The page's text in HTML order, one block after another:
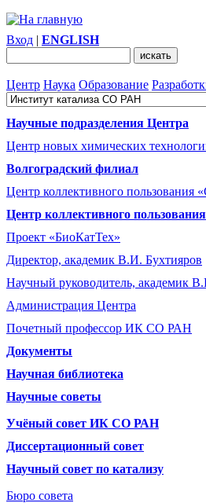
Вход | ENGLISH
Центр Наука Образование
Научные подразделения Центра
Центр новых химических
Волгоградский филиал
Центр коллективного пользования
Центр коллективного
Проект «БиоКатТех»
Директор, академик В.И. Бухтияров
Научный руководитель, академик
Администрация Центра
Почетный профессор ИК СО РАН
Документы
Научная библиотека
Научные советы
Учёный совет ИК СО РАН
Диссертационный совет
Научный совет по катализу
Бюро совета